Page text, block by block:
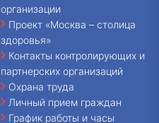
организации
Проект «Москва – столица
здоровья»
Контакты контролирующих и
партнерских организаций
Охрана труда
Личный прием граждан
График работы и часы